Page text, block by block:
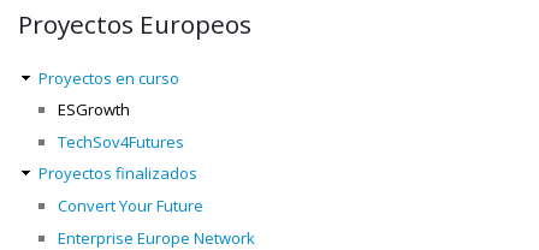
Proyectos Europeos
Proyectos en curso
ESGrowth
TechSov4Futures
Proyectos finalizados
Convert Your Future
Enterprise Europe Network